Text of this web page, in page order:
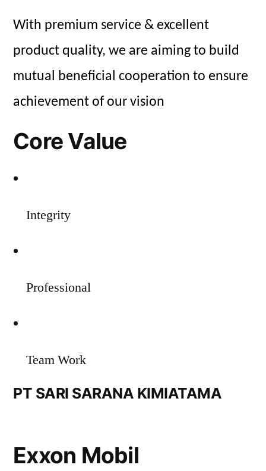
With premium service & excellent
product quality, we are aiming to build
mutual beneficial cooperation to ensure
achievement of our vision
Core Value
Integrity
Professional
Team Work
PT SARI SARANA KIMIATAMA
Exxon Mobil